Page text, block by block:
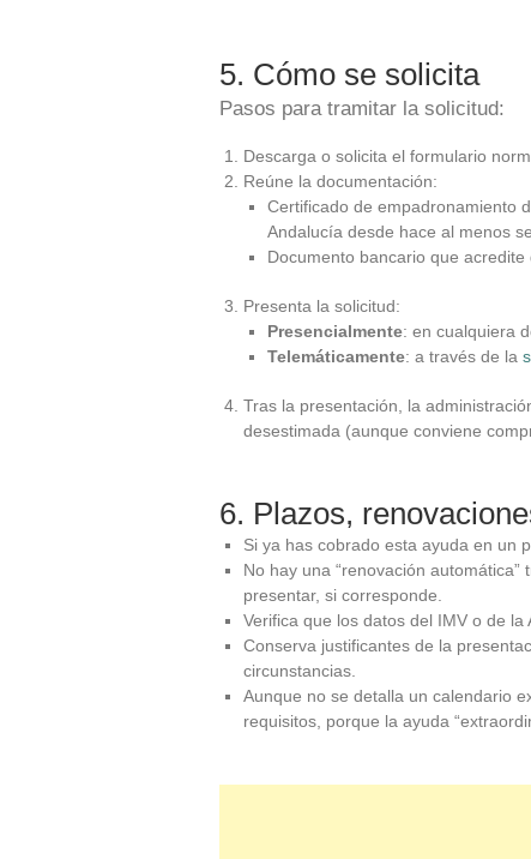
5. Cómo se solicita
Pasos para tramitar la solicitud:
Descarga o solicita el formulario
Reúne la documentación:
Certificado de empadronamiento
Andalucía desde hace al menos
Documento bancario que
Presenta la solicitud:
Presencialmente: en cualquiera
Telemáticamente: a través de la
Tras la presentación, la
desestimada (aunque conviene
6. Plazos,
Si ya has cobrado esta ayuda en un
No hay una “renovación
presentar, si corresponde.
Verifica que los datos del IMV o de
Conserva justificantes de la
circunstancias.
Aunque no se detalla un calendario
requisitos, porque la ayuda